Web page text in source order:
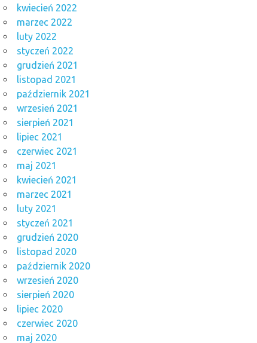
kwiecień 2022
marzec 2022
luty 2022
styczeń 2022
grudzień 2021
listopad 2021
październik 2021
wrzesień 2021
sierpień 2021
lipiec 2021
czerwiec 2021
maj 2021
kwiecień 2021
marzec 2021
luty 2021
styczeń 2021
grudzień 2020
listopad 2020
październik 2020
wrzesień 2020
sierpień 2020
lipiec 2020
czerwiec 2020
maj 2020